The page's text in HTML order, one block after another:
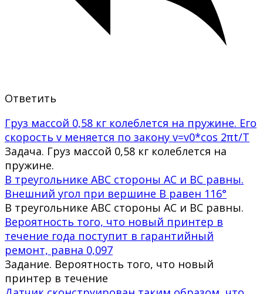
Ответить
Груз массой 0,58 кг колеблется на пружине. Его
скорость v меняется по закону v=v0*cos 2πt/T
Задача. Груз массой 0,58 кг колеблется на
пружине.
В треугольнике ABC стороны AC и BC равны.
Внешний угол при вершине B равен 116°
В треугольнике ABC стороны AC и BC равны.
Вероятность того, что новый принтер в
течение года поступит в гарантийный
ремонт, равна 0,097
Задание. Вероятность того, что новый
принтер в течение